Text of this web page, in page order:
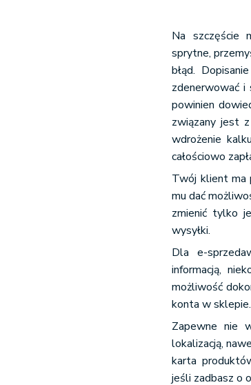
Na szczęście
sprytne,
błąd.
zdenerwować i
powinien
związany jest
wdrożenie
całościowo
Twój klient ma
mu dać
zmienić tylko
wysyłki.
Dla e-
informacją,
możliwość
konta w sklepie.
Zapewne nie
lokalizacją,
karta
jeśli zadbasz o